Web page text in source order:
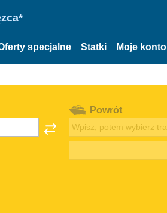
specjalne Statki Moje konto
Powrót